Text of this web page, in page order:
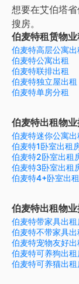
想要在艾伯塔
搜房。
伯麦特租赁物
伯麦特高层公寓出
伯麦特公寓出租
伯麦特联排出租
伯麦特独立屋出租
伯麦特单房分租
伯麦特出租物
伯麦特迷你公寓
伯麦特1卧室出租
伯麦特2卧室出租
伯麦特3卧室出租
伯麦特4+卧室出
伯麦特出租物
伯麦特带家具出
伯麦特不带家具
伯麦特宠物友好
伯麦特可养狗出
伯麦特可养猫出